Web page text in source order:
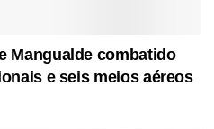
Mangualde combatido
e seis meios aéreos